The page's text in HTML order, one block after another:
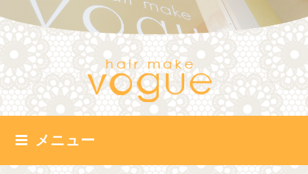
ン
テ
ツ
へ
ス
キ
メニュー